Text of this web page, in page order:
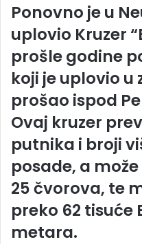
Ponovno je u
uplovio Kruzer
prošle godine
koji je uplovio u
prošao ispod
Ovaj kruzer
putnika i broji
posade, a
25 čvorova, te
preko 62 tisuće
metara.